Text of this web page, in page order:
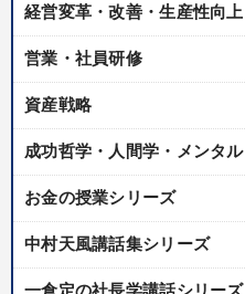
経営変革・改善・生産性向上
営業・社員研修
資産戦略
成功哲学・人間学・メンタル
お金の授業シリーズ
中村天風講話集シリーズ
一倉定の社長学講話シリーズ